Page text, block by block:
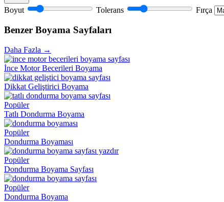
Boyut Tolerans Fırça
Benzer Boyama Sayfaları
Daha Fazla →
İnce Motor Becerileri Boyama
Dikkat Geliştirici Boyama
Popüler
Tatlı Dondurma Boyama
Popüler
Dondurma Boyaması
Popüler
Dondurma Boyama Sayfası
Popüler
Dondurma Boyama